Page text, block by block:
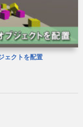
ェクトを配置